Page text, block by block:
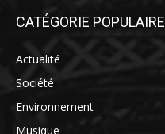
CATÉGORIE POPULAIRE
Actualité
Société
Environnement
Musique